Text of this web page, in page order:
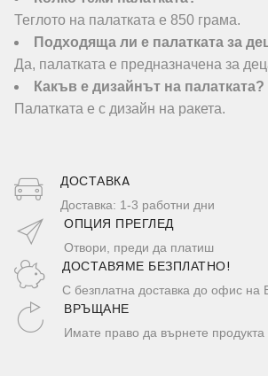
Теглото на палатката е 850 грама.
Подходяща ли е палатката за
Да, палатката е предназначена за
Какъв е дизайнът на палатката?
Палатката е с дизайн на ракета.
ДОСТАВКA
Доставка: 1-3 работни дни
ОПЦИЯ ПРЕГЛЕД
Отвори, преди да платиш
ДОСТАВЯМЕ БЕЗПЛАТНО!
С безплатна доставка до офис на
ВРЪЩАНЕ
Имате право да върнете продукта